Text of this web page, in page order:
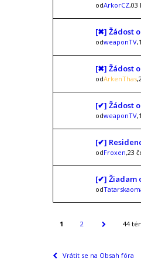
odArkorCZ,03
[✖] Žádost
odweaponTV
[✖] Žádost
odArkenThas
[✔] Žádost
odweaponTV
[✔]
odFroxen,23
[✔] Žiadam
od
1 2 44
Vrátit se na Obsah fóra